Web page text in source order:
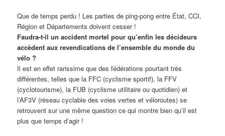
Que de temps perdu ! Les parties de ping-pong entre État, CCI,
Région et Départements doivent cesser !
Faudra-t-il un accident mortel pour qu’enfin les décideurs
accèdent aux revendications de l’ensemble du monde du
vélo ?
Il est en effet rarissime que des fédérations pourtant très
différentes, telles que la FFC (cyclisme sportif), la FFV
(cyclotourisme), la FUB (cyclisme utilitaire ou quotidien) et
l’AF3V (réseau cyclable des voies vertes et véloroutes) se
retrouvent sur une même question ce qui montre bien qu’il est
plus que temps d’agir !